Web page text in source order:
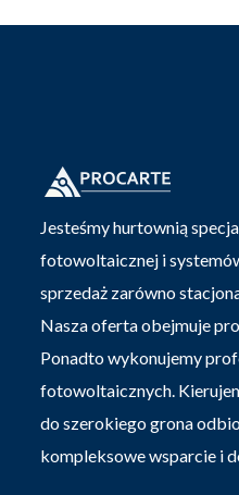
Jesteśmy hurtownią
fotowoltaicznej i
sprzedaż zarówno
Nasza oferta obejmuje
Ponadto wykonujemy
fotowoltaicznych.
do szerokiego grona
kompleksowe wsparcie i